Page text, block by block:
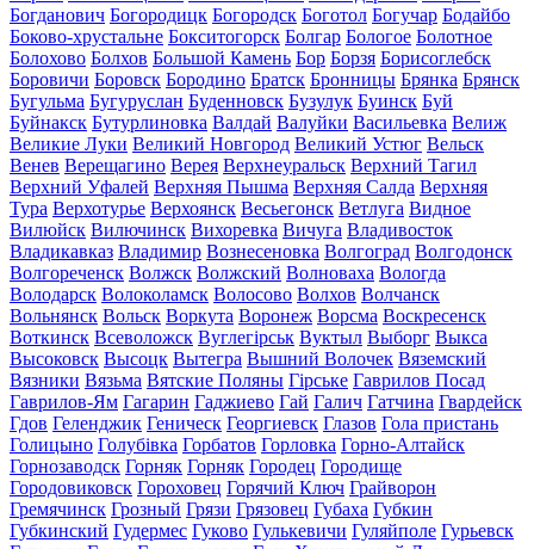
Богданович Богородицк Богородск Боготол Богучар Бодайбо
Боково-хрустальне Бокситогорск Болгар Бологое Болотное
Болохово Болхов Большой Камень Бор Борзя Борисоглебск
Боровичи Боровск Бородино Братск Бронницы Брянка Брянск
Бугульма Бугуруслан Буденновск Бузулук Буинск Буй
Буйнакск Бутурлиновка Валдай Валуйки Васильевка Велиж
Великие Луки Великий Новгород Великий Устюг Вельск
Венев Верещагино Верея Верхнеуральск Верхний Тагил
Верхний Уфалей Верхняя Пышма Верхняя Салда Верхняя
Тура Верхотурье Верхоянск Весьегонск Ветлуга Видное
Вилюйск Вилючинск Вихоревка Вичуга Владивосток
Владикавказ Владимир Вознесеновка Волгоград Волгодонск
Волгореченск Волжск Волжский Волноваха Вологда
Володарск Волоколамск Волосово Волхов Волчанск
Вольнянск Вольск Воркута Воронеж Ворсма Воскресенск
Воткинск Всеволожск Вуглегірськ Вуктыл Выборг Выкса
Высоковск Высоцк Вытегра Вышний Волочек Вяземский
Вязники Вязьма Вятские Поляны Гірське Гаврилов Посад
Гаврилов-Ям Гагарин Гаджиево Гай Галич Гатчина Гвардейск
Гдов Геленджик Геническ Георгиевск Глазов Гола пристань
Голицыно Голубівка Горбатов Горловка Горно-Алтайск
Горнозаводск Горняк Горняк Городец Городище
Городовиковск Гороховец Горячий Ключ Грайворон
Гремячинск Грозный Грязи Грязовец Губаха Губкин
Губкинский Гудермес Гуково Гулькевичи Гуляйполе Гурьевск